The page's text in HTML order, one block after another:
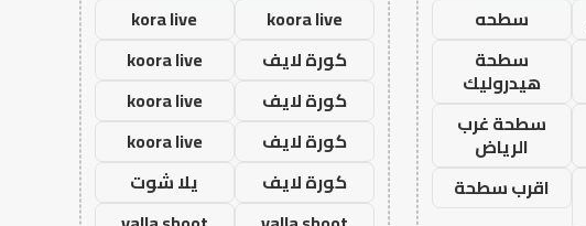
سطحه
سطحة
هيدروليك
سطحة غرب
الرياض
اقرب سطحة
koora live
kora live
كورة لايف
koora live
كورة لايف
koora live
كورة لايف
koora live
كورة لايف
يلا شوت